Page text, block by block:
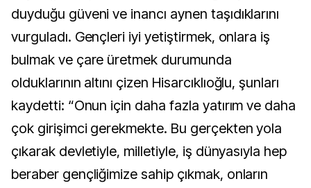
duyduğu güveni ve inancı aynen taşıdıklarını
vurguladı. Gençleri iyi yetiştirmek, onlara iş
bulmak ve çare üretmek durumunda
olduklarının altını çizen Hisarcıklıoğlu, şunları
kaydetti: “Onun için daha fazla yatırım ve daha
çok girişimci gerekmekte. Bu gerçekten yola
çıkarak devletiyle, milletiyle, iş dünyasıyla hep
beraber gençliğimize sahip çıkmak, onların